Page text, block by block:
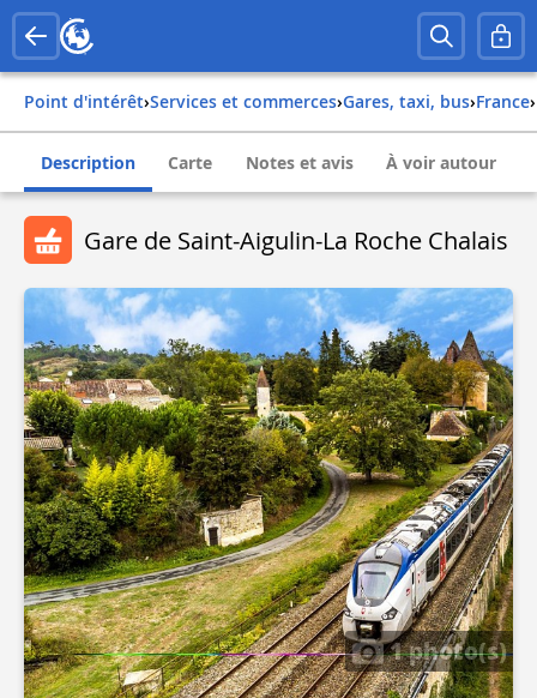
Point d'intérêt› Services et commerces› Gares, taxi, bus› france›
Description Carte Notes et avis À voir autour
Gare de Saint-Aigulin-La Roche Chalais
1 photo(s)